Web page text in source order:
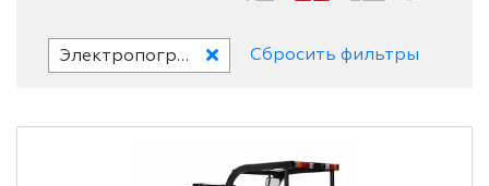
Электропогрузчики грузоподъемностью до 0,8 тонн Сбросить фильтры